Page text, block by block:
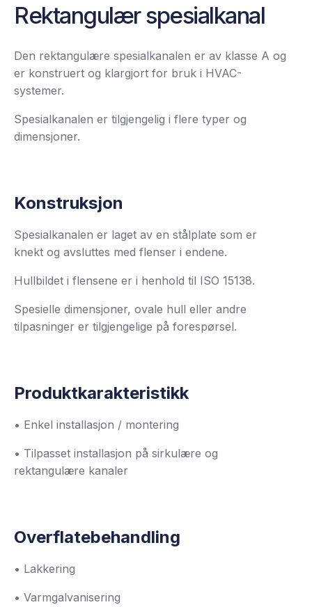
Rektangulær spesialkanal
Den rektangulære spesialkanalen er av klasse A og
er konstruert og klargjort for bruk i HVAC-
systemer.
Spesialkanalen er tilgjengelig i flere typer og
dimensjoner.
Konstruksjon
Spesialkanalen er laget av en stålplate som er
knekt og avsluttes med flenser i endene.
Hullbildet i flensene er i henhold til ISO 15138.
Spesielle dimensjoner, ovale hull eller andre
tilpasninger er tilgjengelige på forespørsel.
Produktkarakteristikk
• Enkel installasjon / montering
• Tilpasset installasjon på sirkulære og
rektangulære kanaler
Overflatebehandling
• Lakkering
• Varmgalvanisering